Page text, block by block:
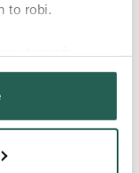
to robi.
lokalizacji
do kilku metrów
analizując